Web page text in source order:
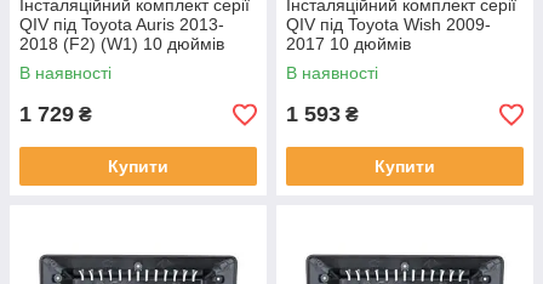
Інсталяційний комплект серії
QIV під Toyota Auris 2013-
2018 (F2) (W1) 10 дюймів
В наявності
1 729 ₴
Купити
Інсталяційний комплект серії
QIV під Toyota Wish 2009-
2017 10 дюймів
В наявності
1 593 ₴
Купити